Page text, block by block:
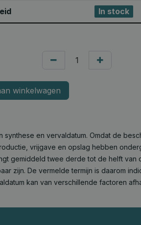
In stock
winkelwagen
synthese en vervaldatum. Omdat de
vrijgave en opslag hebben
gemiddeld twee derde tot de helft van
zijn. De vermelde termijn is daarom
kan van verschillende factoren